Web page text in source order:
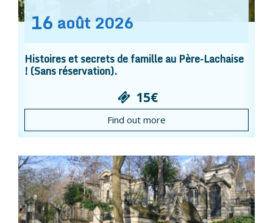
16 août 2026
Histoires et secrets de famille au Père-Lachaise
! (Sans réservation).
15€
Find out more